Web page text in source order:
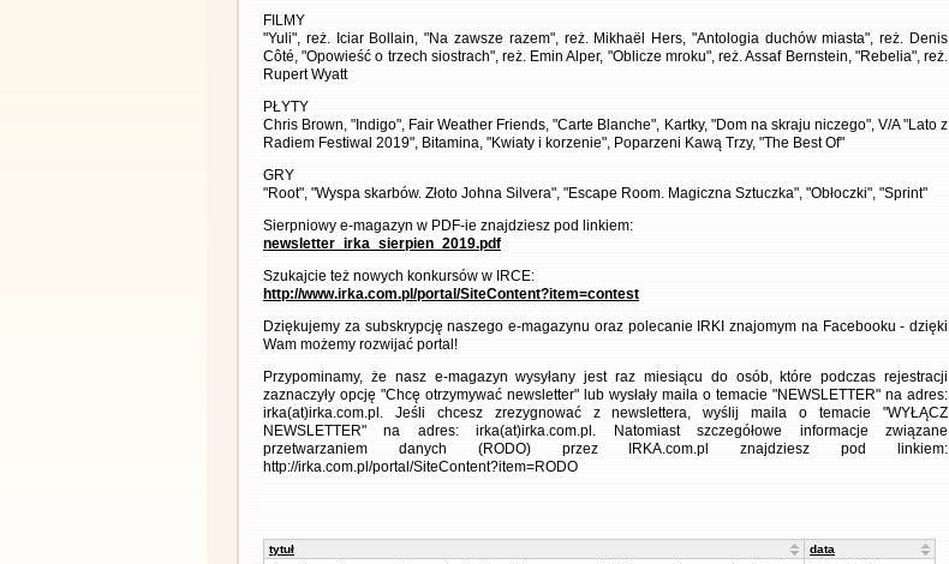
FILMY
"Yuli", reż. Iciar Bollain, "Na zawsze razem", reż. Mikhaël Hers, "Antologia duchów miasta", reż. Denis
Côté, "Opowieść o trzech siostrach", reż. Emin Alper, "Oblicze mroku", reż. Assaf Bernstein, "Rebelia", reż.
Rupert Wyatt
PŁYTY
Chris Brown, "Indigo", Fair Weather Friends, "Carte Blanche", Kartky, "Dom na skraju niczego", V/A "Lato z
Radiem Festiwal 2019", Bitamina, "Kwiaty i korzenie", Poparzeni Kawą Trzy, "The Best Of"
GRY
"Root", "Wyspa skarbów. Złoto Johna Silvera", "Escape Room. Magiczna Sztuczka", "Obłoczki", "Sprint"
Sierpniowy e-magazyn w PDF-ie znajdziesz pod linkiem:
newsletter_irka_sierpien_2019.pdf
Szukajcie też nowych konkursów w IRCE:
http://www.irka.com.pl/portal/SiteContent?item=contest
Dziękujemy za subskrypcję naszego e-magazynu oraz polecanie IRKI znajomym na Facebooku - dzięki
Wam możemy rozwijać portal!
Przypominamy, że nasz e-magazyn wysyłany jest raz miesiącu do osób, które podczas rejestracji
zaznaczyły opcję "Chcę otrzymywać newsletter" lub wysłały maila o temacie "NEWSLETTER" na adres:
irka(at)irka.com.pl. Jeśli chcesz zrezygnować z newslettera, wyślij maila o temacie "WYŁĄCZ
NEWSLETTER" na adres: irka(at)irka.com.pl. Natomiast szczegółowe informacje związane
przetwarzaniem danych (RODO) przez IRKA.com.pl znajdziesz pod linkiem:
http://irka.com.pl/portal/SiteContent?item=RODO
tytuł data